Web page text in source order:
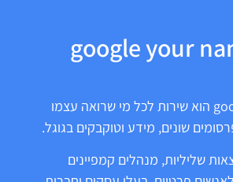
google your name הוא שירות לכל מי שרואה עצמו
שונים, מידע וטוקבקים בגוגל.
שליליות, מנהלים קמפיינים